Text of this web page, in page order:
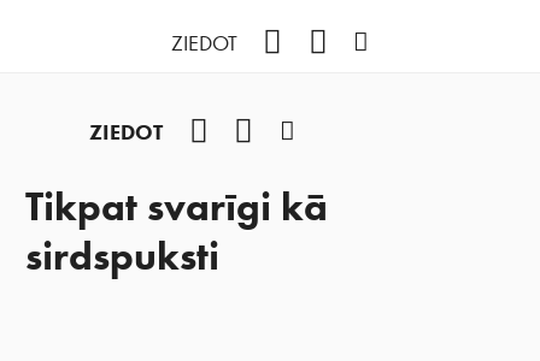
ZIEDOT FacebookYouTube
ZIEDOT FacebookYouTube
Tikpat svarīgi kā
sirdspuksti